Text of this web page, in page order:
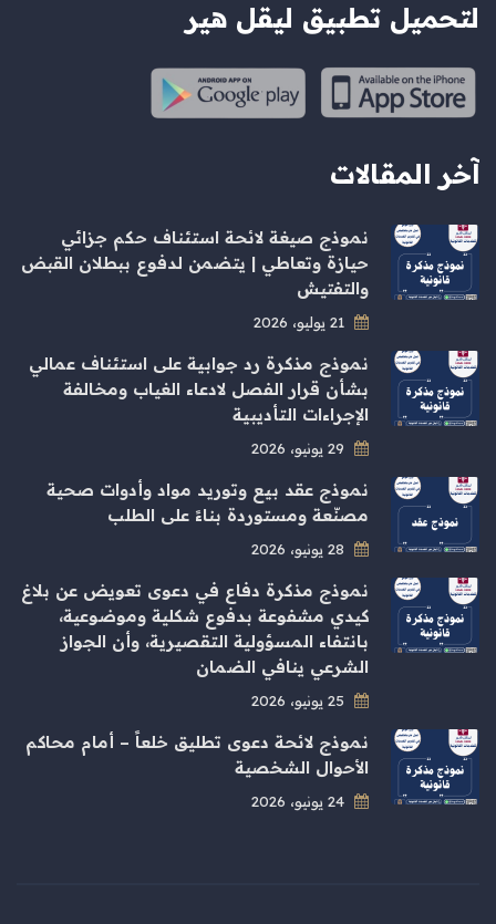
لتحميل تطبيق ليقل هير
آخر المقالات
نموذج صيغة لائحة استئناف حكم جزائي
حيازة وتعاطي | يتضمن لدفوع ببطلان القبض
والتفتيش
نموذج مذكرة رد جوابية على استئناف عمالي
بشأن قرار الفصل لادعاء الغياب ومخالفة
الإجراءات التأديبية
نموذج عقد بيع وتوريد مواد وأدوات صحية
مصنّعة ومستوردة بناءً على الطلب
نموذج مذكرة دفاع في دعوى تعويض عن بلاغ
كيدي مشفوعة بدفوع شكلية وموضوعية،
بانتفاء المسؤولية التقصيرية، وأن الجواز
الشرعي ينافي الضمان
نموذج لائحة دعوى تطليق خلعاً – أمام محاكم
الأحوال الشخصية